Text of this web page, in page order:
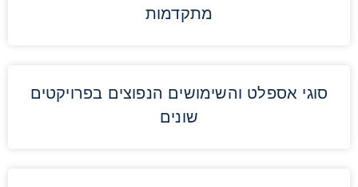
מתקדמות
סוגי אספלט והשימושים הנפוצים בפרויקטים
שונים